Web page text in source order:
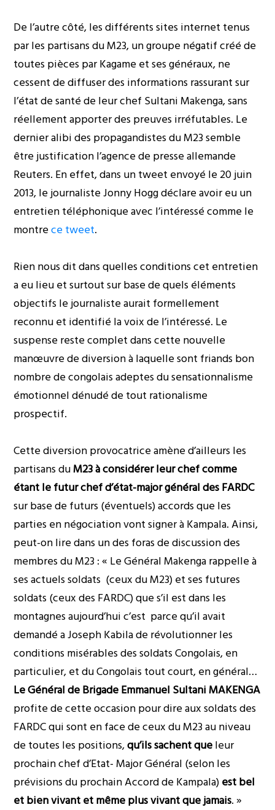
De l’autre côté, les différents sites internet tenus
par les partisans du M23, un groupe négatif créé de
toutes pièces par Kagame et ses généraux, ne
cessent de diffuser des informations rassurant sur
l’état de santé de leur chef Sultani Makenga, sans
réellement apporter des preuves irréfutables. Le
dernier alibi des propagandistes du M23 semble
être justification l’agence de presse allemande
Reuters. En effet, dans un tweet envoyé le 20 juin
2013, le journaliste Jonny Hogg déclare avoir eu un
entretien téléphonique avec l’intéressé comme le
montrece tweet.
Rien nous dit dans quelles conditions cet entretien
a eu lieu et surtout sur base de quels éléments
objectifs le journaliste aurait formellement
reconnu et identifié la voix de l’intéressé. Le
suspense reste complet dans cette nouvelle
manœuvre de diversion à laquelle sont friands bon
nombre de congolais adeptes du sensationnalisme
émotionnel dénudé de tout rationalisme
prospectif.
Cette diversion provocatrice amène d’ailleurs les
partisans duM23 à considérer leur chef comme
étant le futur chef d’état-major général des FARDC
sur base de futurs (éventuels) accords que les
parties en négociation vont signer à Kampala. Ainsi,
peut-on lire dans un des foras de discussion des
membres du M23 : « Le Général Makenga rappelleà
ses actuels soldats (ceux du M23) et ses futures
soldats (ceux des FARDC) que s’il est dans les
montagnes aujourd’hui c’est parce qu’il avait
demandé a Joseph Kabila de révolutionner les
conditions misérables des soldats Congolais, en
particulier, et du Congolais tout court, en général…
LeGénéral de Brigade Emmanuel Sultani MAKENGA
profite de cette occasion pour dire aux soldats des
FARDC qui sont en face de ceux du M23 au niveau
de toutes les positions,qu’ils sachent queleur
prochain chef d’Etat- Major Général (selon les
prévisions du prochain Accord de Kampala)est bel
et bien vivant et même plus vivant que jamais. »